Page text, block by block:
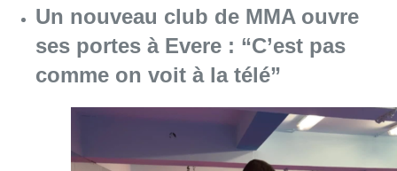
Un nouveau club de MMA ouvre
ses portes à Evere : “C’est pas
comme on voit à la télé”